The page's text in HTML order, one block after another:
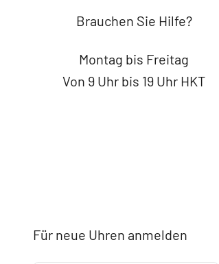
Brauchen Sie Hilfe?
Montag bis Freitag
Von 9 Uhr bis 19 Uhr HKT
Für neue Uhren anmelden